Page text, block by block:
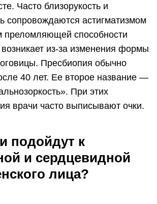
Часто близорукость и
сопровождаются астигматизмом
способности
возникает из-за изменения формы
Пресбиопия обычно
40 лет. Ее второе название —
При этих
врачи часто выписывают очки.
подойдут к
и сердцевидной
лица?